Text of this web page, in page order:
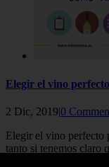
Elegir el vino
2 Dic, 2019|0
Elegir el vino perfecto
tanto si tenemos claro